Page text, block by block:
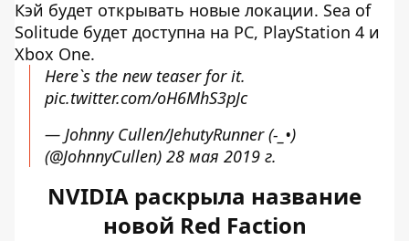
Кэй будет открывать новые локации. Sea of
Solitude будет доступна на PC, PlayStation 4 и
Xbox One.
Here`s the new teaser for it.
pic.twitter.com/oH6MhS3pJc
— Johnny Cullen/JehutyRunner (-_•)
(@JohnnyCullen) 28 мая 2019 г.
NVIDIA раскрыла название
новой Red Faction